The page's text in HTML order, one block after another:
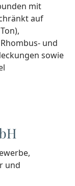
mit
auf
und
sowie
und